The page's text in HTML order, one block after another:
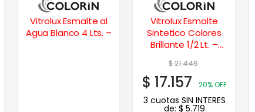
Vitrolux Esmalte al
Agua Blanco 4 Lts. –
Vitrolux Esmalte
Sintetico Colores
Brillante 1/2 Lt. –
$21.446
$ 17.157 20% OFF
3 cuotas SIN INTERES
de: $ 5.719